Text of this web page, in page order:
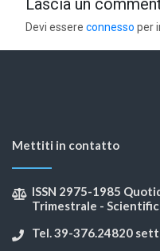
Lascia un
Devi essereconnesso per
Mettiti in contatto
ISSN 2975-1985
Trimestrale -
Tel. 39-376.24820